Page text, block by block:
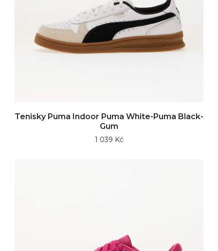
Tenisky Puma Indoor Puma White-Puma Black-
Gum
1 039 Kč